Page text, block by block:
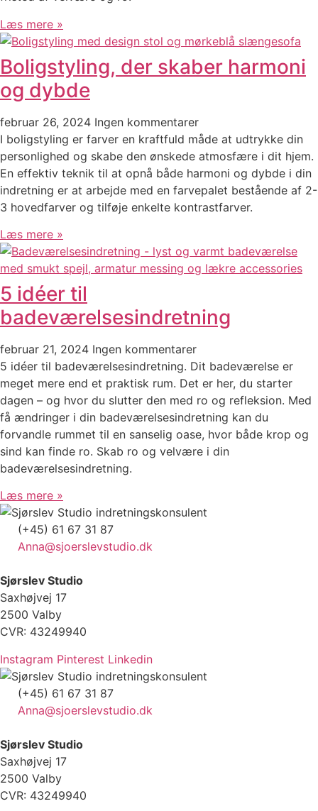
Læs mere »
Boligstyling, der skaber harmoni
og dybde
februar 26, 2024 Ingen kommentarer
I boligstyling er farver en kraftfuld måde at udtrykke din
personlighed og skabe den ønskede atmosfære i dit hjem.
En effektiv teknik til at opnå både harmoni og dybde i din
indretning er at arbejde med en farvepalet bestående af 2-
3 hovedfarver og tilføje enkelte kontrastfarver.
Læs mere »
5 idéer til
badeværelsesindretning
februar 21, 2024 Ingen kommentarer
5 idéer til badeværelsesindretning. Dit badeværelse er
meget mere end et praktisk rum. Det er her, du starter
dagen – og hvor du slutter den med ro og refleksion. Med
få ændringer i din badeværelsesindretning kan du
forvandle rummet til en sanselig oase, hvor både krop og
sind kan finde ro. Skab ro og velvære i din
badeværelsesindretning.
Læs mere »
(+45) 61 67 31 87
Anna@sjoerslevstudio.dk
Sjørslev Studio
Saxhøjvej 17
2500 Valby
CVR: 43249940
Instagram Pinterest Linkedin
(+45) 61 67 31 87
Anna@sjoerslevstudio.dk
Sjørslev Studio
Saxhøjvej 17
2500 Valby
CVR: 43249940